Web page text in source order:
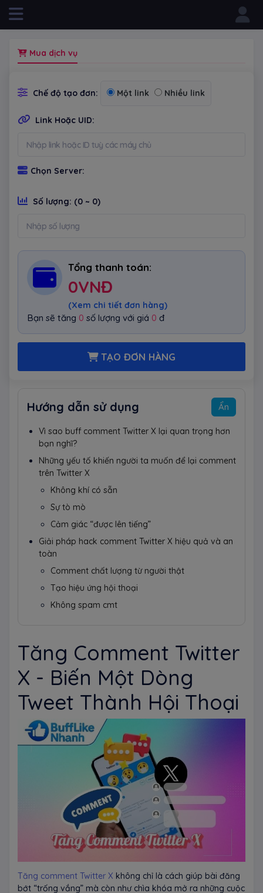
Mua dịch vụ
Chế độ tạo đơn: Một link Nhiều link
Link Hoặc UID:
Chọn Server:
Số lượng: (0 ~ 0)
Tổng thanh toán:
0VNĐ
(Xem chi tiết đơn hàng)
Bạn sẽ tăng 0 số lượng với giá 0 đ
TẠO ĐƠN HÀNG
Hướng dẫn sử dụng Ẩn
Vì sao buff comment Twitter X lại quan trọng hơn
bạn nghĩ?
Những yếu tố khiến người ta muốn để lại comment
trên Twitter X
Không khí có sẵn
Sự tò mò
Cảm giác “được lên tiếng”
Giải pháp hack comment Twitter X hiệu quả và an
toàn
Comment chất lượng từ người thật
Tạo hiệu ứng hội thoại
Không spam cmt
Tăng Comment Twitter
X - Biến Một Dòng
Tweet Thành Hội Thoại
Tăng comment Twitter X không chỉ là cách giúp bài đăng
bớt “trống vắng” mà còn như chìa khóa mở ra những cuộc